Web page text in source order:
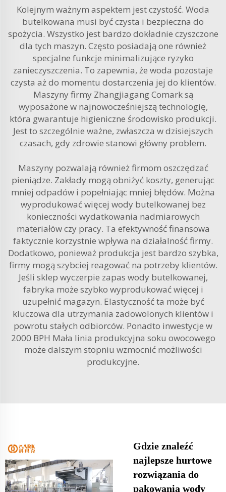
Kolejnym ważnym aspektem jest czystość. Woda
butelkowana musi być czysta i bezpieczna do
spożycia. Wszystko jest bardzo dokładnie czyszczone
dla tych maszyn. Często posiadają one również
specjalne funkcje minimalizujące ryzyko
zanieczyszczenia. To zapewnia, że woda pozostaje
czysta aż do momentu dostarczenia jej do klientów.
Maszyny firmy Zhangjiagang Comark są
wyposażone w najnowocześniejszą technologię,
która gwarantuje higieniczne środowisko produkcji.
Jest to szczególnie ważne, zwłaszcza w dzisiejszych
czasach, gdy zdrowie stanowi główny problem.
Maszyny pozwalają również firmom oszczędzać
pieniądze. Zakłady mogą obniżyć koszty, generując
mniej odpadów i popełniając mniej błędów. Można
wyprodukować więcej wody butelkowanej bez
konieczności wydatkowania nadmiarowych
materiałów czy pracy. Ta efektywność finansowa
faktycznie korzystnie wpływa na działalność firmy.
Dodatkowo, ponieważ produkcja jest bardzo szybka,
firmy mogą szybciej reagować na potrzeby klientów.
Jeśli sklep wyczerpie zapas wody butelkowanej,
fabryka może szybko wyprodukować więcej i
uzupełnić magazyn. Elastyczność ta może być
kluczowa dla utrzymania zadowolonych klientów i
powrotu stałych odbiorców. Ponadto inwestycje w
2000 BPH Mała linia produkcyjna soku owocowego
może dalszym stopniu wzmocnić możliwości
produkcyjne.
Gdzie znaleźć
najlepsze hurtowe
rozwiązania do
pakowania wody